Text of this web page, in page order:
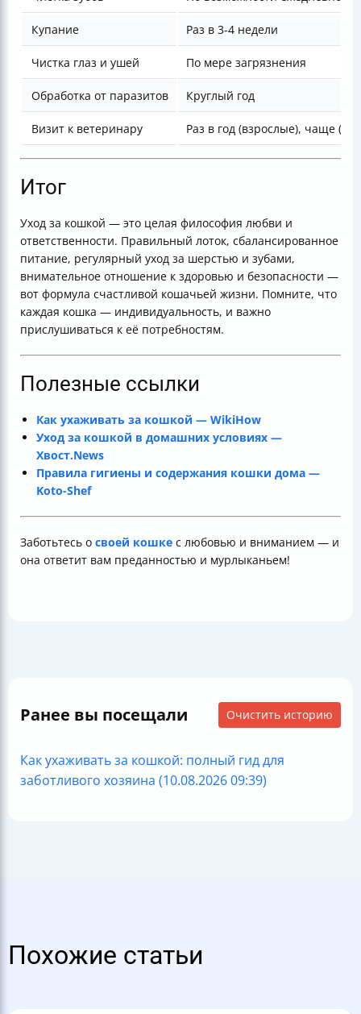
Купание Раз в 3-4 недели
Чистка глаз и ушей По мере загрязнения
Обработка от паразитов Круглый год
Визит к ветеринару Раз в год (взрослые), чаще
Итог
Уход за кошкой — это целая философия любви и
ответственности. Правильный лоток, сбалансированное
питание, регулярный уход за шерстью и зубами,
внимательное отношение к здоровью и безопасности —
вот формула счастливой кошачьей жизни. Помните, что
каждая кошка — индивидуальность, и важно
прислушиваться к её потребностям.
Полезные ссылки
Как ухаживать за кошкой — WikiHow
Уход за кошкой в домашних условиях —
Хвост.News
Правила гигиены и содержания кошки дома —
Koto-Shef
Заботьтесь о своей кошке с любовью и вниманием — и
она ответит вам преданностью и мурлыканьем!
Ранее вы посещали Очистить историю
Как ухаживать за кошкой: полный гид для
заботливого хозяина (10.08.2026 09:39)
Похожие статьи